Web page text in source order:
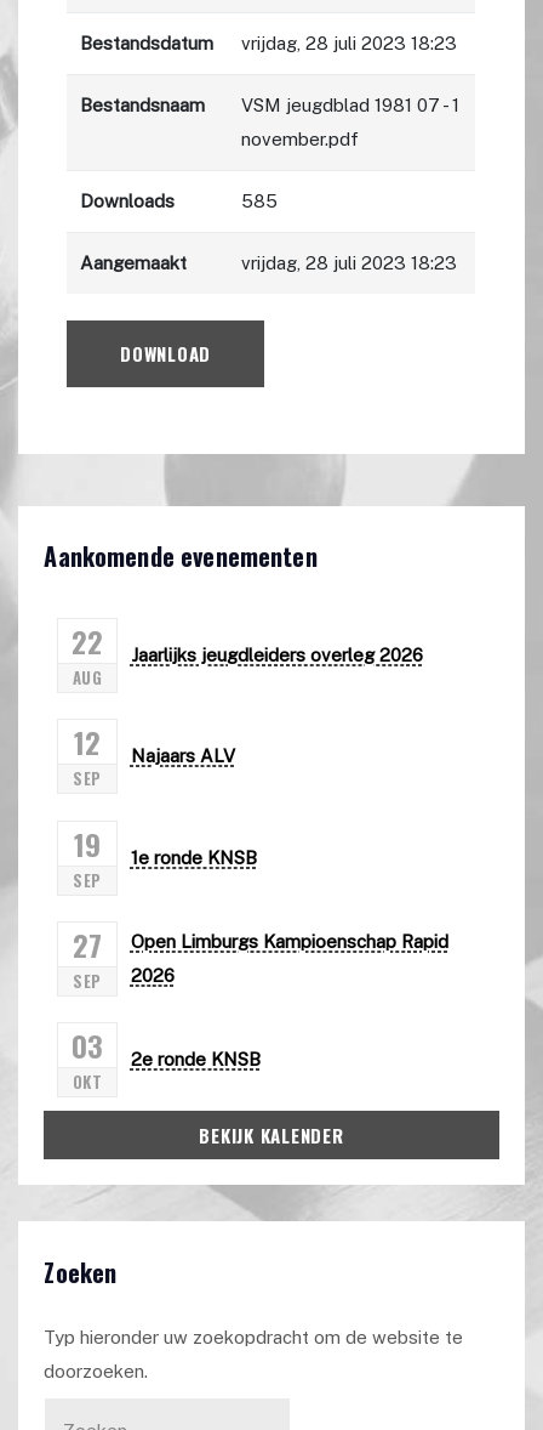
Bestandsdatum vrijdag, 28 juli 2023 18:23
Bestandsnaam
VSM jeugdblad 1981 07 - 1
november.pdf
Downloads 585
Aangemaakt vrijdag, 28 juli 2023 18:23
DOWNLOAD
Aankomende evenementen
22
AUG
Jaarlijks jeugdleiders overleg 2026
12
SEP
Najaars ALV
19
SEP
1e ronde KNSB
27
SEP
Open Limburgs Kampioenschap Rapid
2026
03
OKT
2e ronde KNSB
BEKIJK KALENDER
Zoeken
Typ hieronder uw zoekopdracht om de website te
doorzoeken.